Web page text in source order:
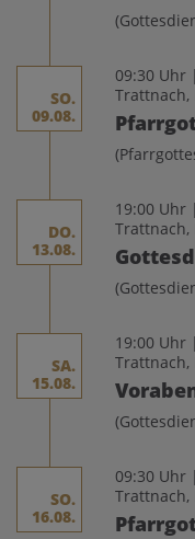
SO.
09.08.
09:30 Uhr
Trattnach,
DO.
13.08.
19:00 Uhr
Trattnach,
SA.
15.08.
19:00 Uhr
Trattnach,
SO.
16.08.
09:30 Uhr
Trattnach,